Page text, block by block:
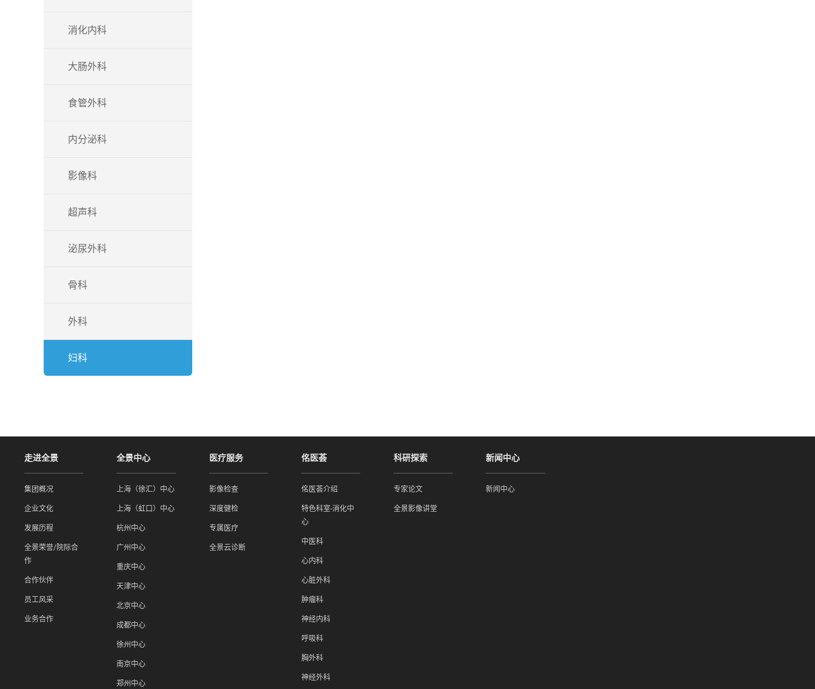
消化内科
大肠外科
食管外科
内分泌科
影像科
超声科
泌尿外科
骨科
外科
妇科
走进全景
集团概况
企业文化
发展历程
全景荣誉/院际合
作
合作伙伴
员工风采
业务合作
全景中心
上海（徐汇）中心
上海（虹口）中心
杭州中心
广州中心
重庆中心
天津中心
北京中心
成都中心
徐州中心
南京中心
郑州中心
医疗服务
影像检查
深度健检
专属医疗
全景云诊断
佲医荟
佲医荟介绍
特色科室-消化中
心
中医科
心内科
心脏外科
肿瘤科
神经内科
呼吸科
胸外科
神经外科
科研探索
专家论文
全景影像讲堂
新闻中心
新闻中心